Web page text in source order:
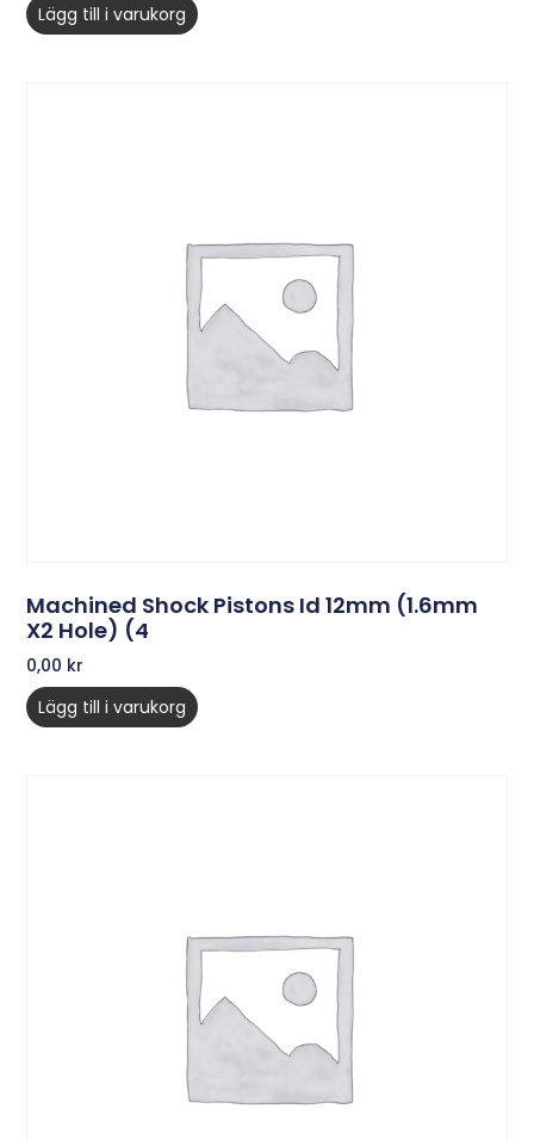
Lägg till i varukorg
Machined Shock Pistons Id 12mm (1.6mm
X2 Hole) (4
0,00 kr
Lägg till i varukorg